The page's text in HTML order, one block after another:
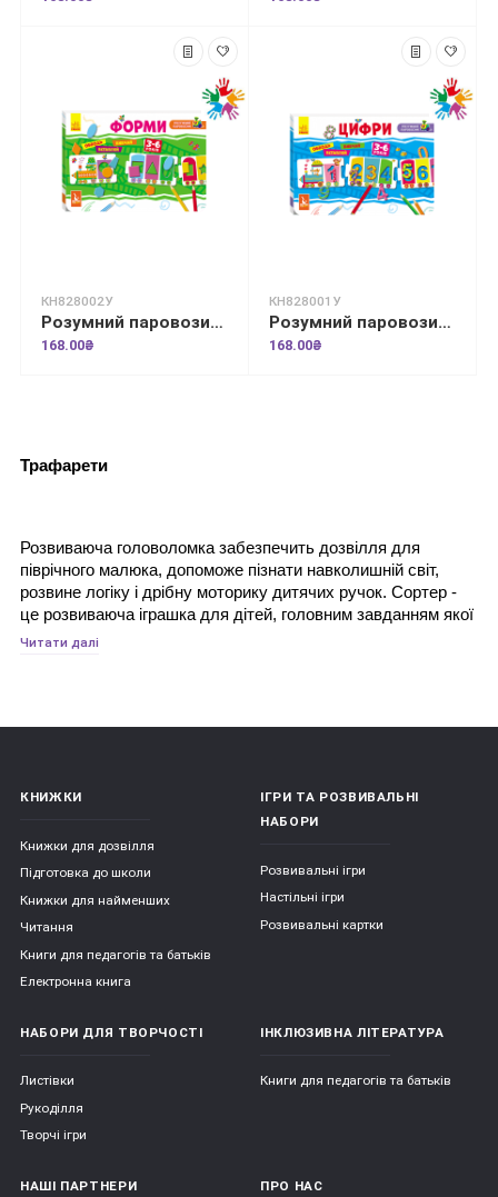
КН828002У
Розумний паровозик. 2+ Форми
168.00₴
КН828001У
Розумний паровозик. Цифри
168.00₴
Трафарети
Розвиваюча головоломка забезпечить дозвілля для
піврічного малюка, допоможе пізнати навколишній світ,
розвине логіку і дрібну моторику дитячих ручок. Сортер -
це розвиваюча іграшка для дітей, головним завданням якої
є сортування предметів за різними ознаками. Це перша
творчий розвиток у дітей.
Сортери можуть бути виконані з різних матеріалів: з
дерева, пластика, пластмаси, гуми або з тканини.
Якість використовуваних матеріалів постійно
контролюється. Вони безпечні для дітей, не мають
сторонніх запахів;
можуть бути зовсім простими (для дітей від 6
років). І ті, і інші покликані розвивати логічне
мислення, пам'ять, уважність, посидючість,
Читати далі
КНИЖКИ
Книжки для дозвілля
Підготовка до школи
Книжки для найменших
Читання
Книги для педагогів та батьків
Електронна книга
ІГРИ ТА РОЗВИВАЛЬНІ
НАБОРИ
Розвивальні ігри
Настільні ігри
Розвивальні картки
НАБОРИ ДЛЯ ТВОРЧОСТІ
Листівки
Рукоділля
Творчі ігри
ІНКЛЮЗИВНА ЛІТЕРАТУРА
Книги для педагогів та батьків
НАШІ ПАРТНЕРИ ПРО НАС